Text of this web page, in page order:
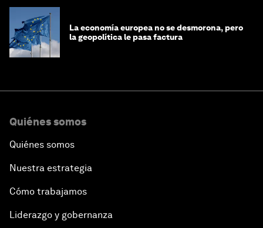
La economía europea no se desmorona, pero
la geopolítica le pasa factura
Quiénes somos
Quiénes somos
Nuestra estrategia
Cómo trabajamos
Liderazgo y gobernanza